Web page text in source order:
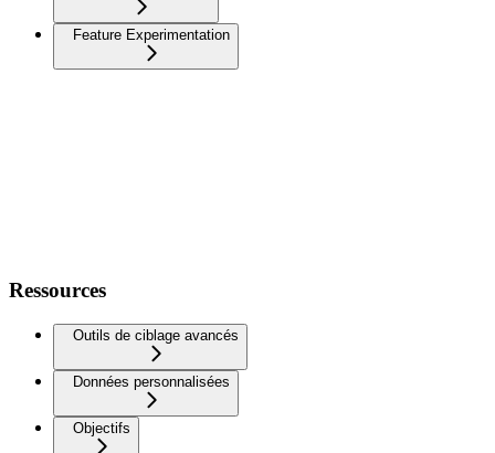
Feature Experimentation
Ressources
Outils de ciblage avancés
Données personnalisées
Objectifs